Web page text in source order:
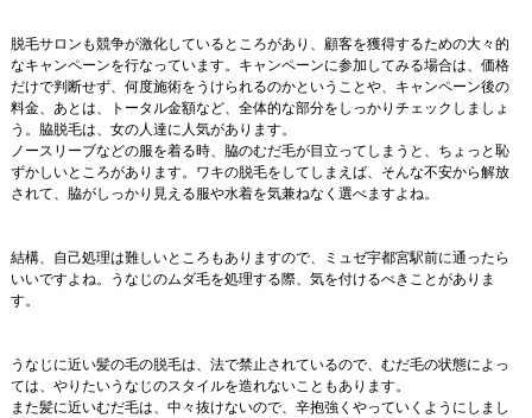
脱毛サロンも競争が激化しているところがあり、顧客を獲得するための大々的
なキャンペーンを行なっています。キャンペーンに参加してみる場合は、価格
だけで判断せず、何度施術をうけられるのかということや、キャンペーン後の
料金、あとは、トータル金額など、全体的な部分をしっかりチェックしましょ
う。脇脱毛は、女の人達に人気があります。
ノースリーブなどの服を着る時、脇のむだ毛が目立ってしまうと、ちょっと恥
ずかしいところがあります。ワキの脱毛をしてしまえば、そんな不安から解放
されて、脇がしっかり見える服や水着を気兼ねなく選べますよね。
結構、自己処理は難しいところもありますので、ミュゼ宇都宮駅前に通ったら
いいですよね。うなじのムダ毛を処理する際、気を付けるべきことがありま
す。
うなじに近い髪の毛の脱毛は、法で禁止されているので、むだ毛の状態によっ
ては、やりたいうなじのスタイルを造れないこともあります。
また髪に近いむだ毛は、中々抜けないので、辛抱強くやっていくようにしまし